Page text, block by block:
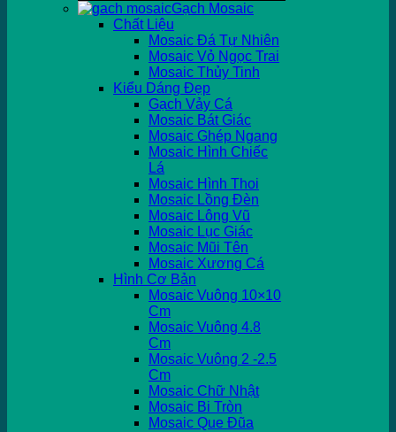
Gạch Mosaic
Chất Liệu
Mosaic Đá Tự Nhiên
Mosaic Vỏ Ngọc Trai
Mosaic Thủy Tinh
Kiểu Dáng Đẹp
Gạch Vảy Cá
Mosaic Bát Giác
Mosaic Ghép Ngang
Mosaic Hình Chiếc
Lá
Mosaic Hình Thoi
Mosaic Lồng Đèn
Mosaic Lông Vũ
Mosaic Lục Giác
Mosaic Mũi Tên
Mosaic Xương Cá
Hình Cơ Bản
Mosaic Vuông 10×10
Cm
Mosaic Vuông 4.8
Cm
Mosaic Vuông 2 -2.5
Cm
Mosaic Chữ Nhật
Mosaic Bi Tròn
Mosaic Que Đũa